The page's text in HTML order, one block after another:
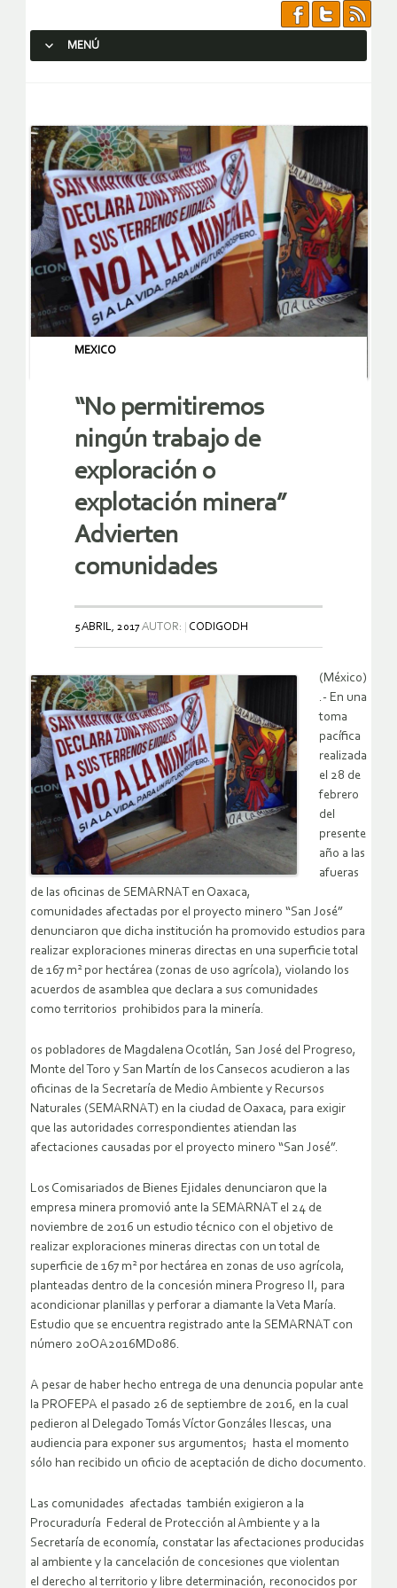
MENÚ
MEXICO
“No permitiremos
ningún trabajo de
exploración o
explotación minera”
Advierten
comunidades
5 ABRIL, 2017AUTOR: CODIGODH
(México)
.- En una
toma
pacífica
realizada
el 28 de
febrero
del
presente
año a las
afueras
de las oficinas de SEMARNAT en Oaxaca,
comunidades afectadas por el proyecto minero “San José”
denunciaron que dicha institución ha promovido estudios para
realizar exploraciones mineras directas en una superficie total
de 167 m2 por hectárea (zonas de uso agrícola), violando los
acuerdos de asamblea que declara a sus comunidades
como territorios prohibidos para la minería.
os pobladores de Magdalena Ocotlán, San José del Progreso,
Monte del Toro y San Martín de los Cansecos acudieron a las
oficinas de la Secretaría de Medio Ambiente y Recursos
Naturales (SEMARNAT) en la ciudad de Oaxaca, para exigir
que las autoridades correspondientes atiendan las
afectaciones causadas por el proyecto minero “San José”.
Los Comisariados de Bienes Ejidales denunciaron que la
empresa minera promovió ante la SEMARNAT el 24 de
noviembre de 2016 un estudio técnico con el objetivo de
realizar exploraciones mineras directas con un total de
superficie de 167 m2 por hectárea en zonas de uso agrícola,
planteadas dentro de la concesión minera Progreso II, para
acondicionar planillas y perforar a diamante la Veta María.
Estudio que se encuentra registrado ante la SEMARNAT con
número 20OA2016MD086.
A pesar de haber hecho entrega de una denuncia popular ante
la PROFEPA el pasado 26 de septiembre de 2016, en la cual
pedieron al Delegado Tomás Víctor Gonzáles Ilescas, una
audiencia para exponer sus argumentos; hasta el momento
sólo han recibido un oficio de aceptación de dicho documento.
Las comunidades afectadas también exigieron a la
Procuraduría Federal de Protección al Ambiente y a la
Secretaría de economía, constatar las afectaciones producidas
al ambiente y la cancelación de concesiones que violentan
el derecho al territorio y libre determinación, reconocidos por